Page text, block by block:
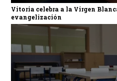
Vitoria celebra a la Virgen
evangelización